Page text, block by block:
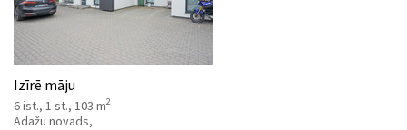
Izīrē māju
6 ist., 1 st., 103 m2
Ādažu novads,